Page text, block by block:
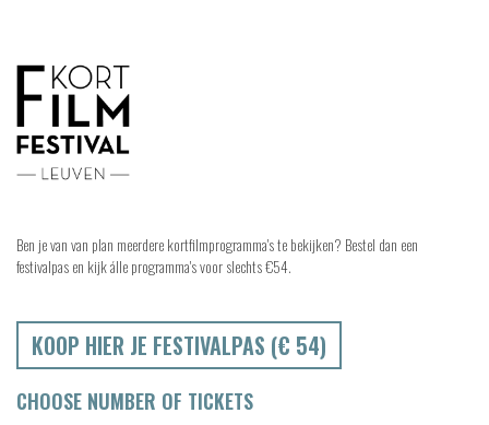
Ben je van van plan meerdere kortfilmprogramma's te bekijken? Bestel dan een
festivalpas en kijk álle programma's voor slechts €54.
KOOP HIER JE FESTIVALPAS (€ 54)
CHOOSE NUMBER OF TICKETS